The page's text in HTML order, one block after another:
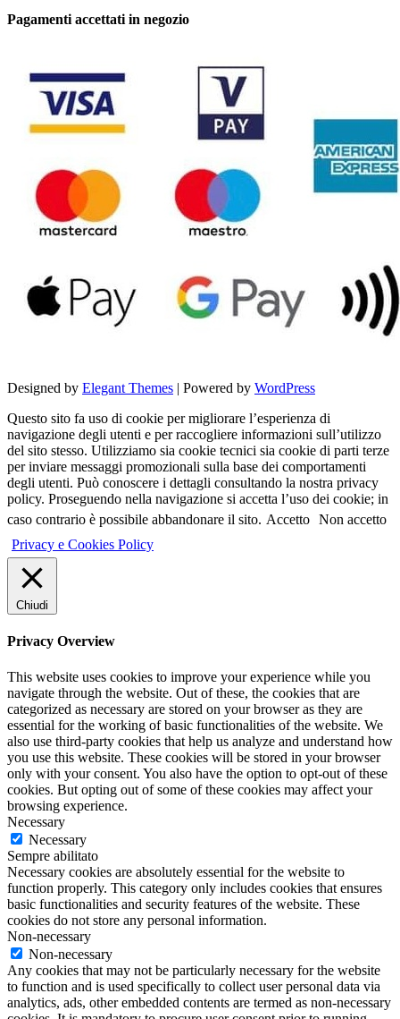
Pagamenti accettati in negozio
Designed by Elegant Themes | Powered by WordPress
Questo sito fa uso di cookie per migliorare l’esperienza di
navigazione degli utenti e per raccogliere informazioni sull’utilizzo
del sito stesso. Utilizziamo sia cookie tecnici sia cookie di parti terze
per inviare messaggi promozionali sulla base dei comportamenti
degli utenti. Può conoscere i dettagli consultando la nostra privacy
policy. Proseguendo nella navigazione si accetta l’uso dei cookie; in
caso contrario è possibile abbandonare il sito. Accetto Non accetto
Privacy e Cookies Policy
Chiudi
Privacy Overview
This website uses cookies to improve your experience while you
navigate through the website. Out of these, the cookies that are
categorized as necessary are stored on your browser as they are
essential for the working of basic functionalities of the website. We
also use third-party cookies that help us analyze and understand how
you use this website. These cookies will be stored in your browser
only with your consent. You also have the option to opt-out of these
cookies. But opting out of some of these cookies may affect your
browsing experience.
Necessary
Necessary
Sempre abilitato
Necessary cookies are absolutely essential for the website to
function properly. This category only includes cookies that ensures
basic functionalities and security features of the website. These
cookies do not store any personal information.
Non-necessary
Non-necessary
Any cookies that may not be particularly necessary for the website
to function and is used specifically to collect user personal data via
analytics, ads, other embedded contents are termed as non-necessary